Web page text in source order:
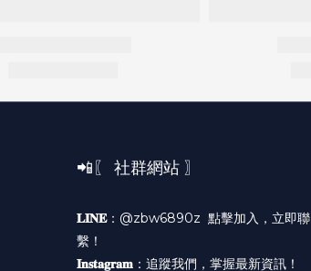
📲〖 社群網站 〗
𝐋𝐈𝐍𝐄：@zbw6890z 點擊加入，立即聯
繫！
𝐈𝐧𝐬𝐭𝐚𝐠𝐫𝐚𝐦 ： 追蹤我們，掌握最新資訊！